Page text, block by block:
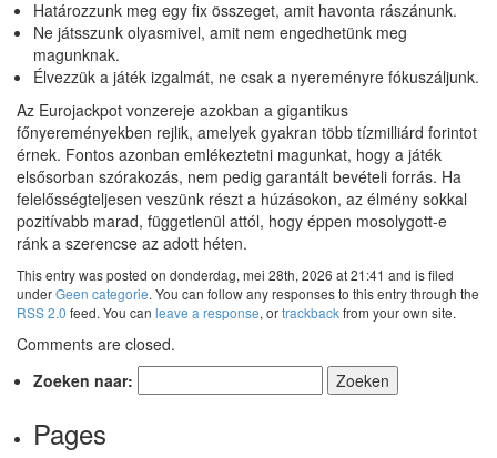
Határozzunk meg egy fix összeget, amit havonta rászánunk.
Ne játsszunk olyasmivel, amit nem engedhetünk meg
magunknak.
Élvezzük a játék izgalmát, ne csak a nyereményre fókuszáljunk.
Az Eurojackpot vonzereje azokban a gigantikus
főnyereményekben rejlik, amelyek gyakran több tízmilliárd forintot
érnek. Fontos azonban emlékeztetni magunkat, hogy a játék
elsősorban szórakozás, nem pedig garantált bevételi forrás. Ha
felelősségteljesen veszünk részt a húzásokon, az élmény sokkal
pozitívabb marad, függetlenül attól, hogy éppen mosolygott-e
ránk a szerencse az adott héten.
This entry was posted on donderdag, mei 28th, 2026 at 21:41 and is filed
underGeen categorie. You can follow any responses to this entry through the
RSS 2.0 feed. You can leave a response, ortrackbackfrom your own site.
Comments are closed.
Zoeken naar:
Pages